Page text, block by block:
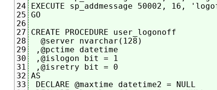
24
25
26
27
28
29
30
31
32
33
EXECUTE sp_addmessage 50002,
GO
CREATE PROCEDURE user_logonoff
  @server nvarchar(128)
,@pctime datetime
,@islogon bit = 1
,@isretry bit = 0
AS
DECLARE @maxtime datetime2 = NULL